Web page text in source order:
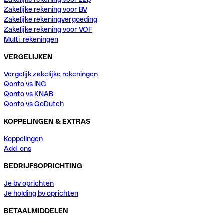
Zakelijke rekening voor BV
Zakelijke rekeningvergoeding
Zakelijke rekening voor VOF
Multi-rekeningen
VERGELIJKEN
Vergelijk zakelijke rekeningen
Qonto vs ING
Qonto vs KNAB
Qonto vs GoDutch
KOPPELINGEN & EXTRAS
Koppelingen
Add-ons
BEDRIJFSOPRICHTING
Je bv oprichten
Je holding bv oprichten
BETAALMIDDELEN